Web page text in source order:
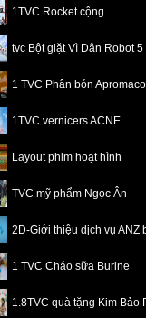
1TVC Rocket cộng
tvc Bột giặt Vì Dân Robot 5
1 TVC Phân bón Apromaco
1TVC vernicers ACNE
Layout phim hoạt hình
TVC mỹ phẩm Ngọc Ân
2D-Giới thiệu dịch vụ ANZ
1 TVC Cháo sữa Burine
1.8TVC quà tặng Kim Bảo